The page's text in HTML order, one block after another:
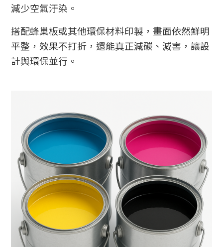
減少空氣汙染。
搭配蜂巢板或其他環保材料印製，畫面依然鮮明
平整，效果不打折，還能真正減碳、減害，讓設
計與環保並行。